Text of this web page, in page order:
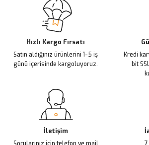
Ürün açıklamasında eksik bilgiler bulunuyor.
Ürün bilgilerinde hatalar bulunuyor.
Ürün fiyatı diğer sitelerden daha pahalı.
Bu ürüne benzer farklı alternatifler olmalı.
Hızlı Kargo Fırsatı
Satın aldığınız ürünlerini 1-5 iş
günü içerisinde kargoluyoruz.
Kredi
bit
İletişim